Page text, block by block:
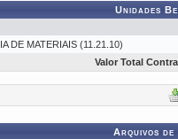
Unidades
DE MATERIAIS (11.21.10)
Valor Total
Arquivos